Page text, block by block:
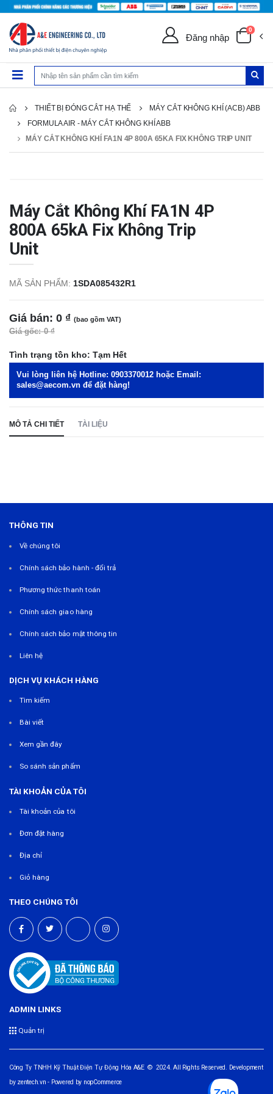
Đăng nhập
0
THIẾT BỊ ĐÓNG CẮT HẠ THẾ
MÁY CẮT KHÔNG KHÍ (ACB) ABB
FORMULA AIR - MÁY CẮT KHÔNG KHÍ ABB
MÁY CẮT KHÔNG KHÍ FA1N 4P 800A 65KA FIX KHÔNG TRIP UNIT
Máy Cắt Không Khí FA1N 4P
800A 65kA Fix Không Trip
Unit
MÃ SẢN PHẨM: 1SDA085432R1
Giá bán: 0 ₫ (bao gồm VAT)
Giá gốc: 0 ₫
Tình trạng tồn kho: Tạm Hết
Vui lòng liên hệ Hotline: 0903370012 hoặc Email:
sales@aecom.vn để đặt hàng!
MÔ TẢ CHI TIẾT TÀI LIỆU
THÔNG TIN
Về chúng tôi
Chính sách bảo hành - đổi trả
Phương thức thanh toán
Chính sách giao hàng
Chính sách bảo mật thông tin
Liên hệ
DỊCH VỤ KHÁCH HÀNG
Tìm kiếm
Bài viết
Xem gần đây
So sánh sản phẩm
TÀI KHOẢN CỦA TÔI
Tài khoản của tôi
Đơn đặt hàng
Địa chỉ
Giỏ hàng
THEO CHÚNG TÔI
ADMIN LINKS
Quản trị
Công Ty TNHH Kỹ Thuật Điện Tự Động Hóa A&E © 2024. All Rights Reserved. Development
by zentech.vn - Powered by nopCommerce